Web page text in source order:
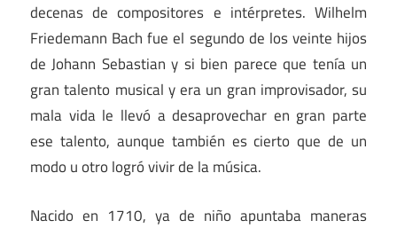
decenas de compositores e intérpretes. Wilhelm
Friedemann Bach fue el segundo de los veinte hijos
de Johann Sebastian y si bien parece que tenía un
gran talento musical y era un gran improvisador, su
mala vida le llevó a desaprovechar en gran parte
ese talento, aunque también es cierto que de un
modo u otro logró vivir de la música.
Nacido en 1710, ya de niño apuntaba maneras